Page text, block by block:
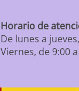
Horario de
De lunes a
Viernes, de 9:00